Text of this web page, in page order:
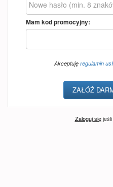
Mam kod promocyjny:
Akceptuję regulamin
Zaloguj sięjeśli